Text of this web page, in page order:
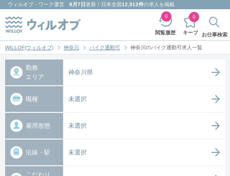
ウィルオブ・ワーク運営 8月7日更新！日本全国12,912件の求人を掲載
閲覧履歴
0
キープ
0
お仕事検索
WILLOF(ウィルオブ) 神奈川 バイク通勤可 神奈川のバイク通勤可求人一覧
勤務
エリア
神奈川県
職種 未選択
雇用形態 未選択
沿線・駅 未選択
こだわり